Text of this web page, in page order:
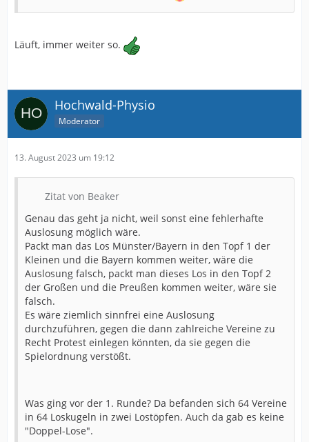
Läuft, immer weiter so.
Hochwald-Physio
Moderator
13. August 2023 um 19:12
Zitat von Beaker
Genau das geht ja nicht, weil sonst eine fehlerhafte
Auslosung möglich wäre.
Packt man das Los Münster/Bayern in den Topf 1 der
Kleinen und die Bayern kommen weiter, wäre die
Auslosung falsch, packt man dieses Los in den Topf 2
der Großen und die Preußen kommen weiter, wäre sie
falsch.
Es wäre ziemlich sinnfrei eine Auslosung
durchzuführen, gegen die dann zahlreiche Vereine zu
Recht Protest einlegen könnten, da sie gegen die
Spielordnung verstößt.
Was ging vor der 1. Runde? Da befanden sich 64 Vereine
in 64 Loskugeln in zwei Lostöpfen. Auch da gab es keine
"Doppel-Lose".